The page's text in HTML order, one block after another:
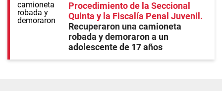
Procedimiento de la Seccional
Quinta y la Fiscalía Penal Juvenil
Recuperaron una camioneta
robada y demoraron a un
adolescente de 17 años